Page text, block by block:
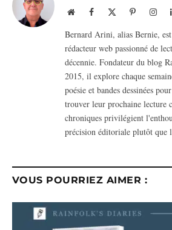
WebsiteFacebook Pinterest
Bernard Arini, alias Bernie,
rédacteur web passionné de
décennie. Fondateur du blog
2015, il explore chaque
poésie et bandes dessinées
trouver leur prochaine lecture
chroniques privilégient
précision éditoriale plutôt que
VOUS POURRIEZ AIMER :